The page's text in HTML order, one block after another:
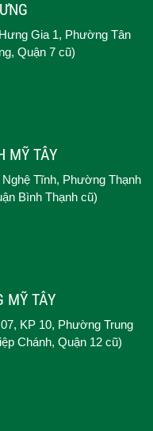
Gia 1, Phường Tân
Quận 7 cũ)
MỸ TÂY
Tĩnh, Phường Thạnh
Bình Thạnh cũ)
MỸ TÂY
KP 10, Phường Trung
Chánh, Quận 12 cũ)